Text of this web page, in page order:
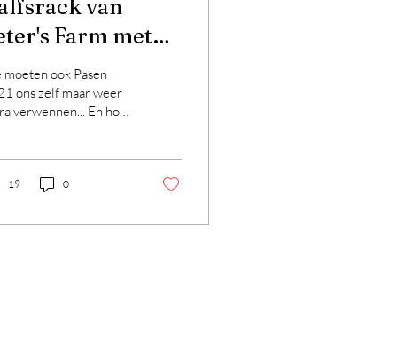
van
Farm met
mangosausje,
groente en
moeten ook Pasen
ons zelf maar weer
verwennen... En hoe
19 0